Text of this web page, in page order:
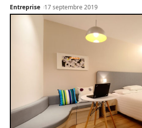
Entreprise 17 septembre 2019